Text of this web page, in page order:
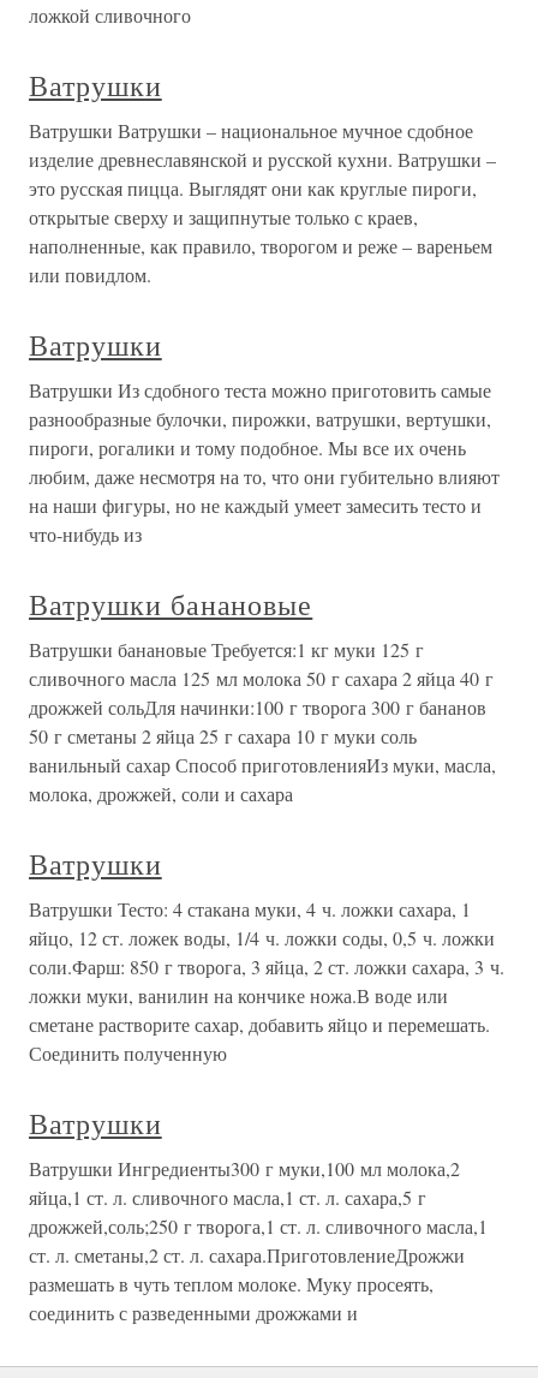
ложкой сливочного
Ватрушки
Ватрушки Ватрушки – национальное мучное сдобное
изделие древнеславянской и русской кухни. Ватрушки –
это русская пицца. Выглядят они как круглые пироги,
открытые сверху и защипнутые только с краев,
наполненные, как правило, творогом и реже – вареньем
или повидлом.
Ватрушки
Ватрушки Из сдобного теста можно приготовить самые
разнообразные булочки, пирожки, ватрушки, вертушки,
пироги, рогалики и тому подобное. Мы все их очень
любим, даже несмотря на то, что они губительно влияют
на наши фигуры, но не каждый умеет замесить тесто и
что-нибудь из
Ватрушки банановые
Ватрушки банановые Требуется:1 кг муки 125 г
сливочного масла 125 мл молока 50 г сахара 2 яйца 40 г
дрожжей сольДля начинки:100 г творога 300 г бананов
50 г сметаны 2 яйца 25 г сахара 10 г муки соль
ванильный сахар Способ приготовленияИз муки, масла,
молока, дрожжей, соли и сахара
Ватрушки
Ватрушки Тесто: 4 стакана муки, 4 ч. ложки сахара, 1
яйцо, 12 ст. ложек воды, 1/4 ч. ложки соды, 0,5 ч. ложки
соли.Фарш: 850 г творога, 3 яйца, 2 ст. ложки сахара, 3 ч.
ложки муки, ванилин на кончике ножа.В воде или
сметане растворите сахар, добавить яйцо и перемешать.
Соединить полученную
Ватрушки
Ватрушки Ингредиенты300 г муки,100 мл молока,2
яйца,1 ст. л. сливочного масла,1 ст. л. сахара,5 г
дрожжей,соль;250 г творога,1 ст. л. сливочного масла,1
ст. л. сметаны,2 ст. л. сахара.ПриготовлениеДрожжи
размешать в чуть теплом молоке. Муку просеять,
соединить с разведенными дрожжами и